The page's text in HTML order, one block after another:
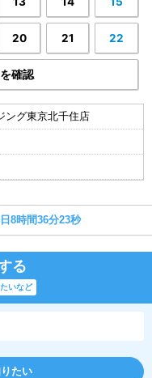
20 21 22
確認
ング東京北千住店
8時間36分22秒
る
いなど
たい